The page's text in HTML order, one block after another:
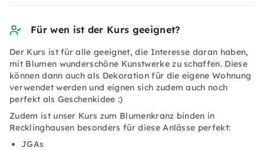
Für wen ist der Kurs geeignet?
Der Kurs ist für alle geeignet, die Interesse daran haben,
mit Blumen wunderschöne Kunstwerke zu schaffen. Diese
können dann auch als Dekoration für die eigene Wohnung
verwendet werden und eignen sich zudem auch noch
perfekt als Geschenkidee :)
Zudem ist unser Kurs zum Blumenkranz binden in
Recklinghausen besonders für diese Anlässe perfekt:
JGAs